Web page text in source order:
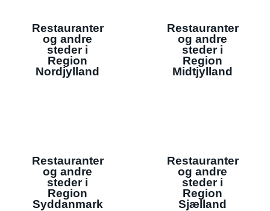
Restauranter
og andre
steder i
Region
Nordjylland
Restauranter
og andre
steder i
Region
Midtjylland
Restauranter
og andre
steder i
Region
Syddanmark
Restauranter
og andre
steder i
Region
Sjælland